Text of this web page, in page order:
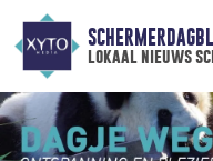
lokaal nieuws